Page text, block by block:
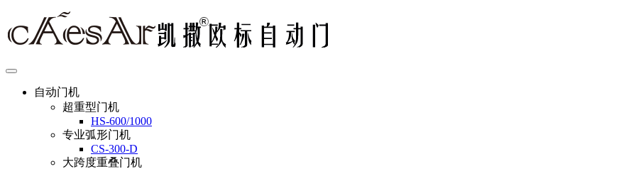
自动门机
超重型门机
HS-600/1000
专业弧形门机
CS-300-D
大跨度重叠门机